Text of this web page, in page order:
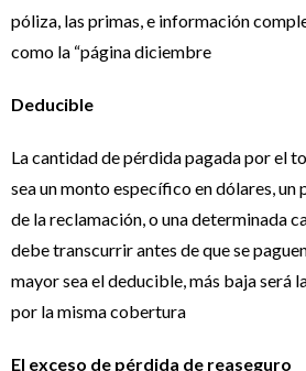
póliza, las primas, e información
como la “página diciembre
Deducible
La cantidad de pérdida pagada por el
sea un monto específico en dólares,
de la reclamación, o una determinada
debe transcurrir antes de que se
mayor sea el deducible, más baja será
por la misma cobertura
El exceso de pérdida de reaseguro